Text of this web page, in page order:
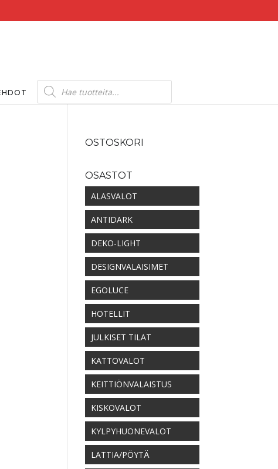
Products
search
OSTOSKORI
OSASTOT
ALASVALOT
ANTIDARK
DEKO-LIGHT
DESIGNVALAISIMET
EGOLUCE
HOTELLIT
JULKISET TILAT
KATTOVALOT
KEITTIÖNVALAISTUS
KISKOVALOT
KYLPYHUONEVALOT
LATTIA/PÖYTÄ